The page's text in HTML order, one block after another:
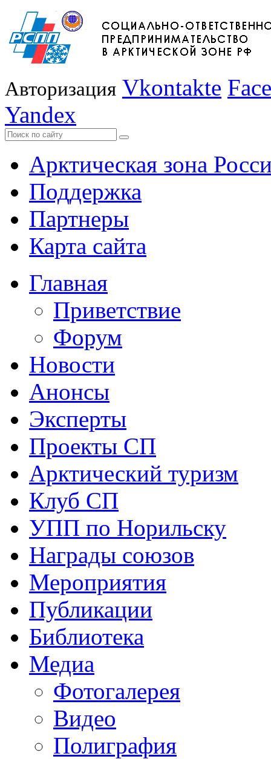
Авторизация Vkontakte
Yandex
Арктическая зона
Поддержка
Партнеры
Карта сайта
Главная
Приветствие
Форум
Новости
Анонсы
Эксперты
Проекты СП
Арктический туризм
Клуб СП
УПП по Норильску
Награды союзов
Мероприятия
Публикации
Библиотека
Медиа
Фотогалерея
Видео
Полиграфия